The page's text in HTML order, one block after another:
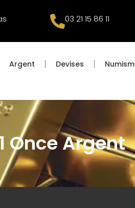
03 21 15 86 11
Argent Devises
Once Argent